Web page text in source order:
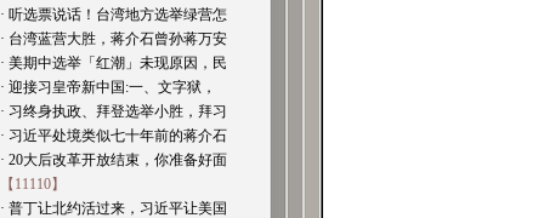
· 听选票说话！台湾地方选举绿营怎
· 台湾蓝营大胜，蒋介石曾孙蒋万安
· 美期中选举「红潮」未现原因，民
· 迎接习皇帝新中国:一、文字狱，
· 习终身执政、拜登选举小胜，拜习
· 习近平处境类似七十年前的蒋介石
· 20大后改革开放结束，你准备好面
【11110】
· 普丁让北约活过来，习近平让美国